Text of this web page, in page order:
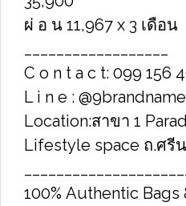
ผ่ อ น 11,967 x 3 เดือน
C o n t a c t: 099 156
L i n e : @9brandname
Location:สาขา 1
Lifestyle space ถ.ศรี
100% Authentic Bags